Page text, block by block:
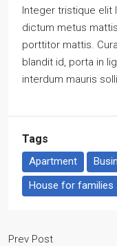
Integer tristique elit
dictum metus
porttitor mattis.
blandit id, porta in
interdum mauris
Tags
Apartment
House for families
Prev Post